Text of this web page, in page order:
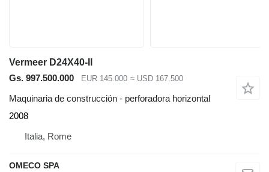
Vermeer D24X40-II
Gs. 997.500.000
EUR 145.000 ≈ USD 167.500
Maquinaria de construcción - perforadora horizontal
2008
Italia, Rome
OMECO SPA